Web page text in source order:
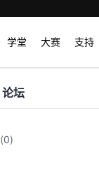
学堂 大赛 支持
论坛
(0)